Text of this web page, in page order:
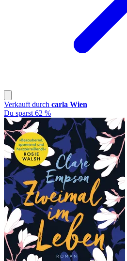
Verkauft durch carla Wien
Du sparst 62 %